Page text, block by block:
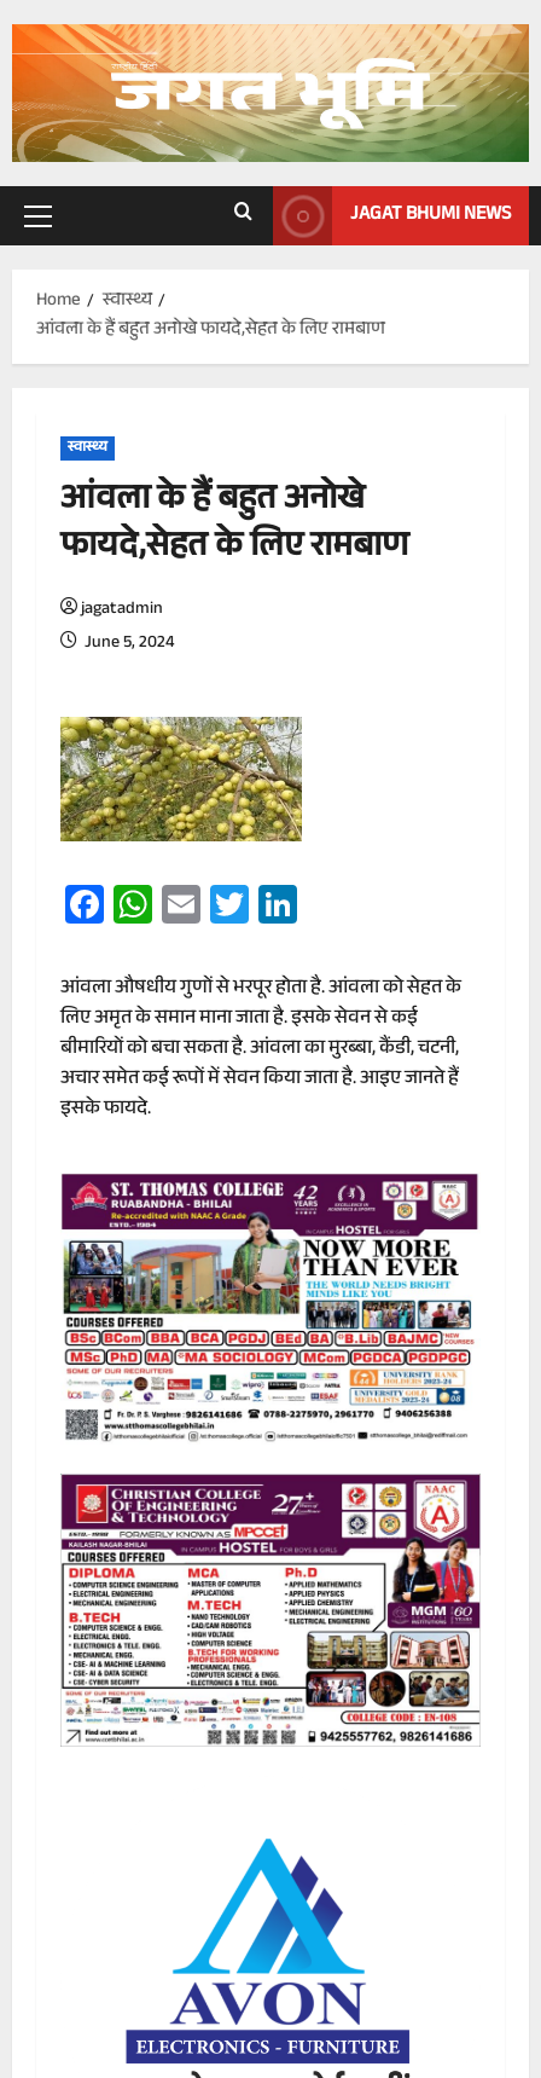
Primary
JAGAT BHUMI NEWS
Home
स्वास्थ्य
आंवला के हैं बहुत अनोखे फायदे,सेहत के लिए रामबाण
स्वास्थ्य
आंवला के हैं बहुत अनोखे
फायदे,सेहत के लिए रामबाण
jagatadmin
June 5, 2024
Facebook
WhatsApp
EmailTwitter
आंवला औषधीय गुणों से भरपूर होता है. आंवला को सेहत के
लिए अमृत के समान माना जाता है. इसके सेवन से कई
बीमारियों को बचा सकता है. आंवला का मुरब्बा, कैंडी, चटनी,
अचार समेत कई रूपों में सेवन किया जाता है. आइए जानते हैं
इसके फायदे.